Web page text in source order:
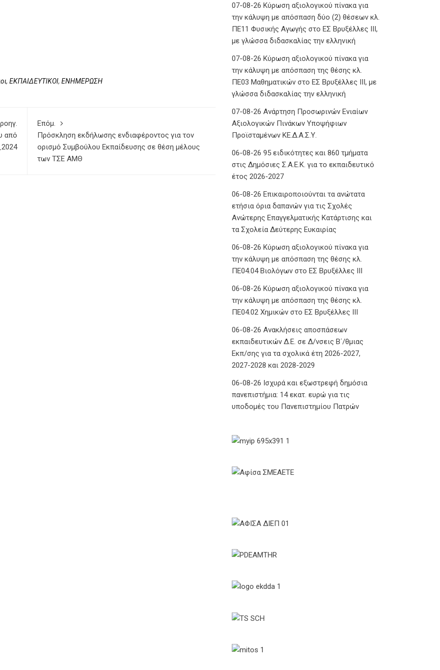
, ΕΚΠΑΙΔΕΥΤΙΚΟΙ, ΕΝΗΜΕΡΩΣΗ
από
Επόμ.
Πρόσκληση εκδήλωσης ενδιαφέροντος για τον
ορισμό Συμβούλου Εκπαίδευσης σε θέση μέλους
των ΤΣΕ ΑΜΘ
07-08-26 Κύρωση αξιολογικού πίνακα για
την κάλυψη με απόσπαση δύο (2) θέσεων κλ.
ΠΕ11 Φυσικής Αγωγής στο ΕΣ Βρυξέλλες ΙΙΙ,
με γλώσσα διδασκαλίας την ελληνική
07-08-26 Κύρωση αξιολογικού πίνακα για
την κάλυψη με απόσπαση της θέσης κλ.
ΠΕ03 Μαθηματικών στο ΕΣ Βρυξέλλες ΙΙΙ, με
γλώσσα διδασκαλίας την ελληνική
07-08-26 Ανάρτηση Προσωρινών Ενιαίων
Αξιολογικών Πινάκων Υποψήφιων
Προϊσταμένων ΚΕ.Δ.Α.Σ.Υ.
06-08-26 95 ειδικότητες και 860 τμήματα
στις Δημόσιες Σ.Α.Ε.Κ. για το εκπαιδευτικό
έτος 2026-2027
06-08-26 Επικαιροποιούνται τα ανώτατα
ετήσια όρια δαπανών για τις Σχολές
Ανώτερης Επαγγελματικής Κατάρτισης και
τα Σχολεία Δεύτερης Ευκαιρίας
06-08-26 Κύρωση αξιολογικού πίνακα για
την κάλυψη με απόσπαση της θέσης κλ.
ΠΕ04.04 Βιολόγων στο ΕΣ Βρυξέλλες ΙΙΙ
06-08-26 Κύρωση αξιολογικού πίνακα για
την κάλυψη με απόσπαση της θέσης κλ.
ΠΕ04.02 Χημικών στο ΕΣ Βρυξέλλες ΙΙΙ
06-08-26 Ανακλήσεις αποσπάσεων
εκπαιδευτικών Δ.Ε. σε Δ/νσεις Β΄/θμιας
Εκπ/σης για τα σχολικά έτη 2026-2027,
2027-2028 και 2028-2029
06-08-26 Ισχυρά και εξωστρεφή δημόσια
πανεπιστήμια: 14 εκατ. ευρώ για τις
υποδομές του Πανεπιστημίου Πατρών